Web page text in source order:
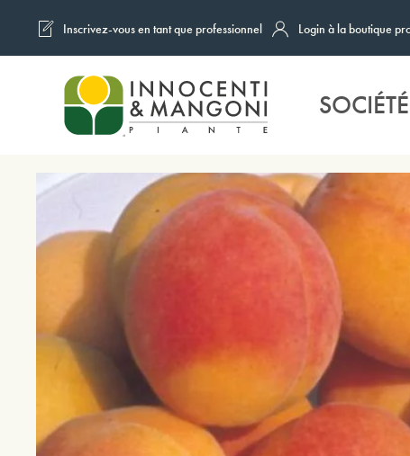
Skip to main content
Inscrivez-vous en tant que professionnel Login à la boutique
SOCIÉTÉ